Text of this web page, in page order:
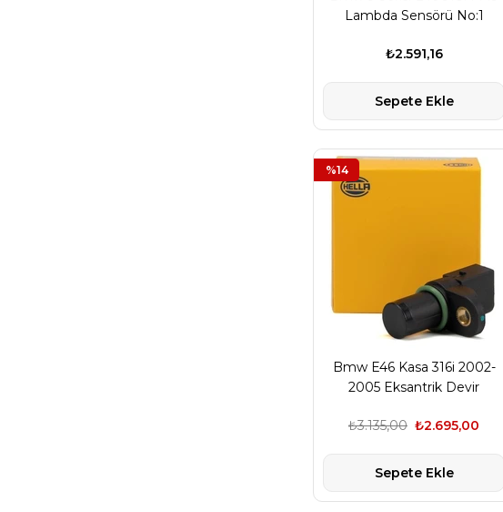
Lambda Sensörü No:1
BOSCH
₺2.591,16
Sepete Ekle
Bmw E46 Kasa 316i 2002-
2005 Eksantrik Devir
12147518628
₺2.695,00
₺3.135,00
Sepete Ekle
%14